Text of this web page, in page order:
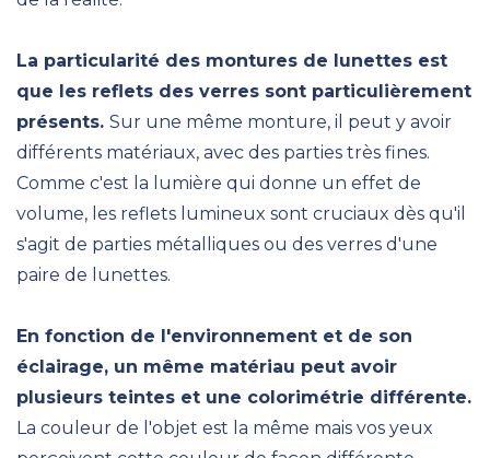
La particularité des montures de lunettes est
que les reflets des verres sont particulièrement
présents. Sur une même monture, il peut y avoir
différents matériaux, avec des parties très fines.
Comme c'est la lumière qui donne un effet de
volume, les reflets lumineux sont cruciaux dès qu'il
s'agit de parties métalliques ou des verres d'une
paire de lunettes.
En fonction de l'environnement et de son
éclairage, un même matériau peut avoir
plusieurs teintes et une colorimétrie différente.
La couleur de l'objet est la même mais vos yeux